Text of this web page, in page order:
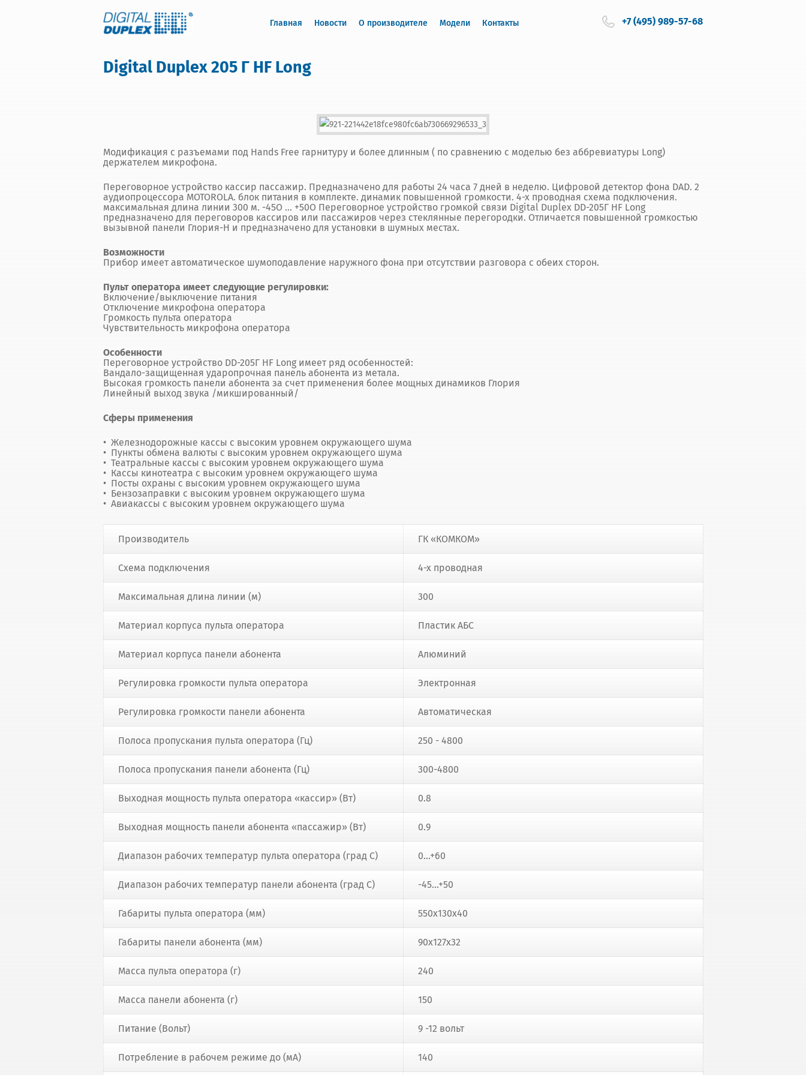
Главная Новости О производителе Модели Контакты +7 (495) 989-57-68
Digital Duplex 205 Г HF Long
Модификация с разъемами под Hands Free гарнитуру и более длинным ( по сравнению с моделью без аббревиатуры Long)
держателем микрофона.
Переговорное устройство кассир пассажир. Предназначено для работы 24 часа 7 дней в неделю. Цифровой детектор фона DAD. 2
аудиопроцессора MOTOROLA. блок питания в комплекте. динамик повышенной громкости. 4-х проводная схема подключения.
максимальная длина линии 300 м. -45О … +50О Переговорное устройство громкой связи Digital Duplex DD-205Г HF Long
предназначено для переговоров кассиров или пассажиров через стеклянные перегородки. Отличается повышенной громкостью
вызывной панели Глория-Н и предназначено для установки в шумных местах.
Возможности
Прибор имеет автоматическое шумоподавление наружного фона при отсутствии разговора с обеих сторон.
Пульт оператора имеет следующие регулировки:
Включение/выключение питания
Отключение микрофона оператора
Громкость пульта оператора
Чувствительность микрофона оператора
Особенности
Переговорное устройство DD-205Г HF Long имеет ряд особенностей:
Вандало-защищенная ударопрочная панель абонента из метала.
Высокая громкость панели абонента за счет применения более мощных динамиков Глория
Линейный выход звука /микшированный/
Сферы применения
Железнодорожные кассы с высоким уровнем окружающего шума
Пункты обмена валюты с высоким уровнем окружающего шума
Театральные кассы с высоким уровнем окружающего шума
Кассы кинотеатра с высоким уровнем окружающего шума
Посты охраны с высоким уровнем окружающего шума
Бензозаправки с высоким уровнем окружающего шума
Авиакассы с высоким уровнем окружающего шума
Производитель ГК «КОМКОМ»
Схема подключения 4-х проводная
Максимальная длина линии (м) 300
Материал корпуса пульта оператора Пластик АБС
Материал корпуса панели абонента Алюминий
Регулировка громкости пульта оператора Электронная
Регулировка громкости панели абонента Автоматическая
Полоса пропускания пульта оператора (Гц) 250 - 4800
Полоса пропускания панели абонента (Гц) 300-4800
Выходная мощность пульта оператора «кассир» (Вт) 0.8
Выходная мощность панели абонента «пассажир» (Вт) 0.9
Диапазон рабочих температур пульта оператора (град С) 0...+60
Диапазон рабочих температур панели абонента (град С) -45...+50
Габариты пульта оператора (мм) 550х130х40
Габариты панели абонента (мм) 90х127х32
Масса пульта оператора (г) 240
Масса панели абонента (г) 150
Питание (Вольт) 9 -12 вольт
Потребление в рабочем режиме до (мА) 140